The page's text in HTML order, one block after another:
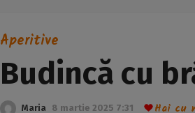
Aperitive
Budincă cu
Maria 8 martie 2025 7:31 Hai cu